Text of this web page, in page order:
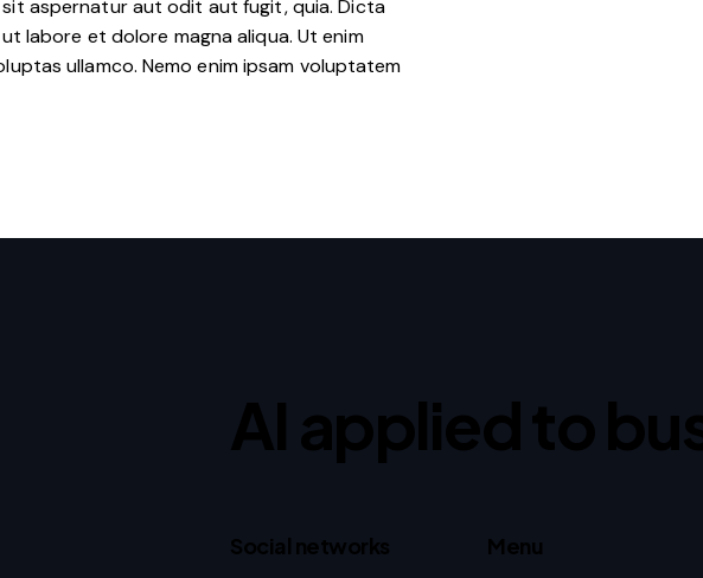
aspernatur aut odit aut fugit, quia. Dicta
labore et dolore magna aliqua. Ut enim
ullamco. Nemo enim ipsam voluptatem
AI applied to
Social networks Menu